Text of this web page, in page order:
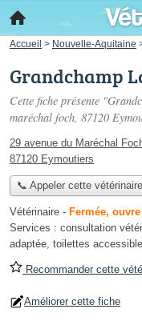
Accueil > Nouvelle-Aquitaine
Grandchamp
Cette fiche présente
maréchal foch, 87120
29 avenue du Maréchal
87120 Eymoutiers
📞 Appeler cette vétérinaire
Vétérinaire - Fermée,
Services : consultation
adaptée, toilettes
Recommander cette
Améliorer cette fiche